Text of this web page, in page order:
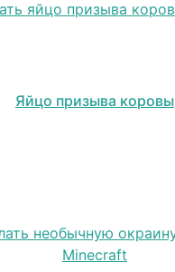
Яйцо призыва коровы